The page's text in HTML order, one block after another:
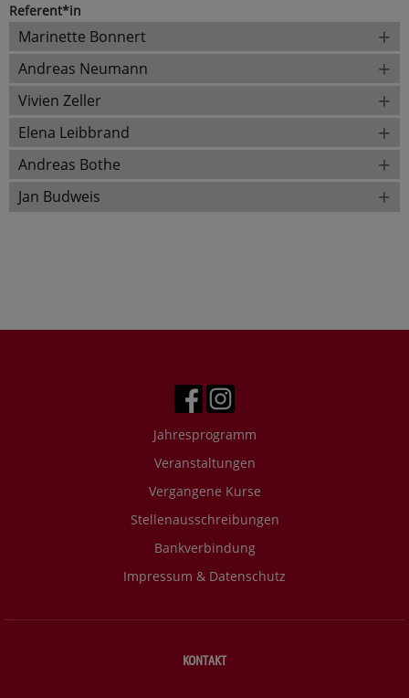
Referent*in
Marinette Bonnert +
Andreas Neumann +
Vivien Zeller +
Elena Leibbrand +
Andreas Bothe +
Jan Budweis +
Jahresprogramm
Veranstaltungen
Vergangene Kurse
Stellenausschreibungen
Bankverbindung
Impressum & Datenschutz
KONTAKT